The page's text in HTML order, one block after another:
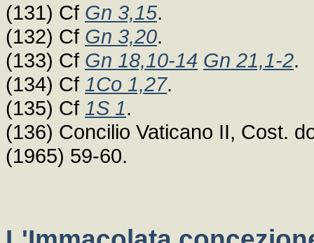
(131) Cf Gn 3,15.
(132) Cf Gn 3,20.
(133) Cf Gn 18,10-14 Gn 21,1-2.
(134) Cf 1Co 1,27.
(135) Cf 1S 1.
(136) Concilio Vaticano II, Cost.
(1965) 59-60.